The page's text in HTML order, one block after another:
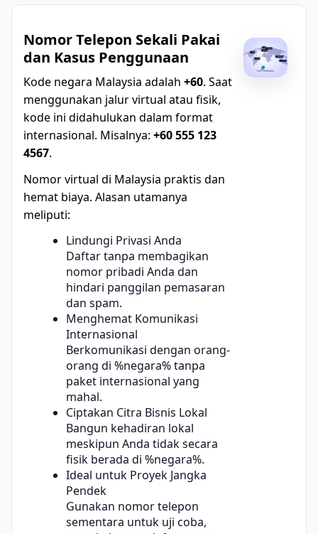
Nomor Telepon Sekali Pakai
dan Kasus Penggunaan
Kode negara Malaysia adalah +60. Saat
menggunakan jalur virtual atau fisik,
kode ini didahulukan dalam format
internasional. Misalnya: +60 555 123
4567.
Nomor virtual di Malaysia praktis dan
hemat biaya. Alasan utamanya
meliputi:
Lindungi Privasi Anda
Daftar tanpa membagikan
nomor pribadi Anda dan
hindari panggilan pemasaran
dan spam.
Menghemat Komunikasi
Internasional
Berkomunikasi dengan orang-
orang di %negara% tanpa
paket internasional yang
mahal.
Ciptakan Citra Bisnis Lokal
Bangun kehadiran lokal
meskipun Anda tidak secara
fisik berada di %negara%.
Ideal untuk Proyek Jangka
Pendek
Gunakan nomor telepon
sementara untuk uji coba,